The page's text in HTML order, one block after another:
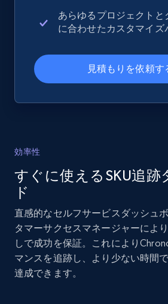
Title, Seller name, Brand,
price, Currency, Availability,
375+
price, Currency, Availability,
more.
2.1K+ 375+
Amazon products global
あらゆるプロジェクトと
に合わせたカスタマイズ
見積もりを依頼す
効率性
すぐに使えるSKU追跡
ド
直感的なセルフサービスダッシュ
タマーサクセスマネージャーによ
しで成功を保証。これにより
マンスを追跡し、より少ない時間
達成できます。